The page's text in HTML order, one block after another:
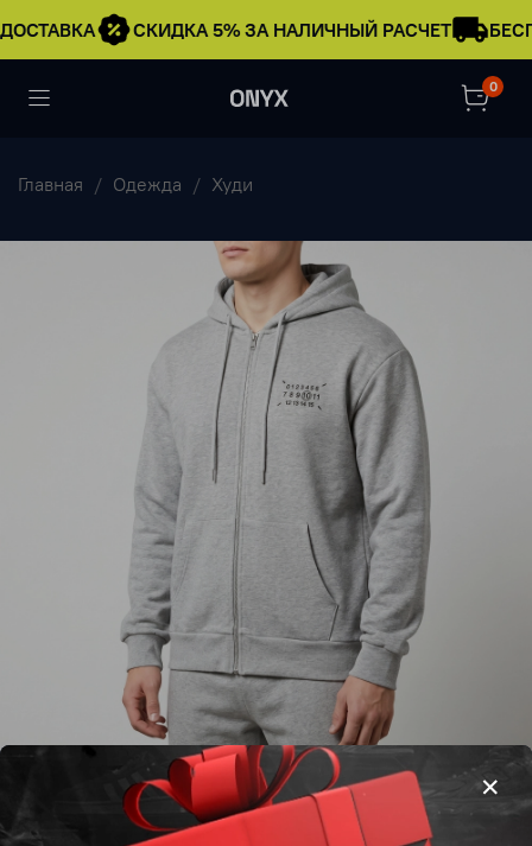
СКИДКА 5% ЗА НАЛИЧНЫЙ РАСЧЕТ
0
Главная Одежда Худи
Худи Zip Maison Margiela #3 • Серый
3 490 ₽